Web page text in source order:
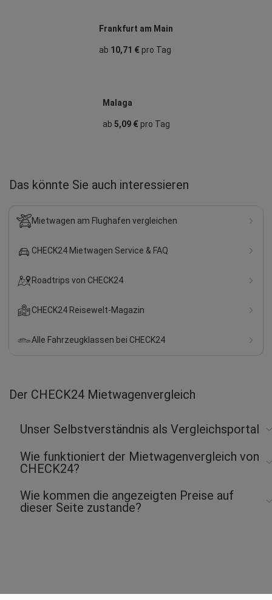
Frankfurt am Main
ab 10,71 € pro Tag
Malaga
ab 5,09 €pro Tag
Das könnte Sie auch interessieren
Mietwagen am Flughafen vergleichen
CHECK24 Mietwagen Service & FAQ
Roadtrips von CHECK24
CHECK24 Reisewelt-Magazin
Alle Fahrzeugklassen bei CHECK24
Der CHECK24 Mietwagenvergleich
Unser Selbstverständnis als Vergleichsportal
Wie funktioniert der Mietwagenvergleich von
CHECK24?
Wie kommen die angezeigten Preise auf
dieser Seite zustande?